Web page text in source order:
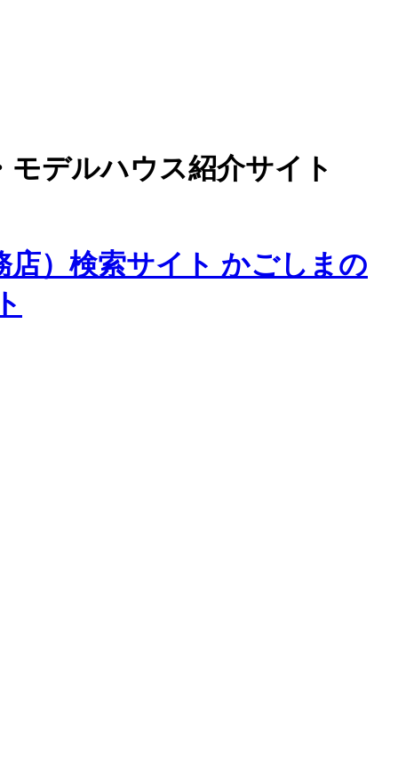
デルハウス紹介サイト
店）検索サイト かごしまの